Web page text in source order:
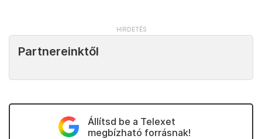
Partnereinktől
Állítsd be a Telexet
megbízható forrásnak!